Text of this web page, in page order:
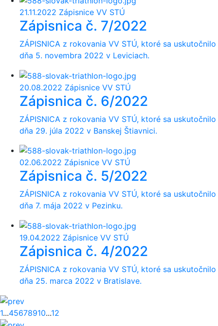
21.11.2022 Zápisnice VV STÚ
Zápisnica č. 7/2022
ZÁPISNICA z rokovania VV STÚ, ktoré sa uskutočnilo
dňa 5. novembra 2022 v Leviciach.
20.08.2022 Zápisnice VV STÚ
Zápisnica č. 6/2022
ZÁPISNICA z rokovania VV STÚ, ktoré sa uskutočnilo
dňa 29. júla 2022 v Banskej Štiavnici.
02.06.2022 Zápisnice VV STÚ
Zápisnica č. 5/2022
ZÁPISNICA z rokovania VV STÚ, ktoré sa uskutočnilo
dňa 7. mája 2022 v Pezinku.
19.04.2022 Zápisnice VV STÚ
Zápisnica č. 4/2022
ZÁPISNICA z rokovania VV STÚ, ktoré sa uskutočnilo
dňa 25. marca 2022 v Bratislave.
1...45678910...12